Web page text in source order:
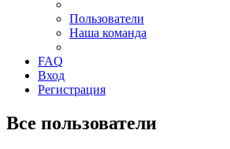
Пользователи
Наша команда
FAQ
Вход
Регистрация
Все пользователи